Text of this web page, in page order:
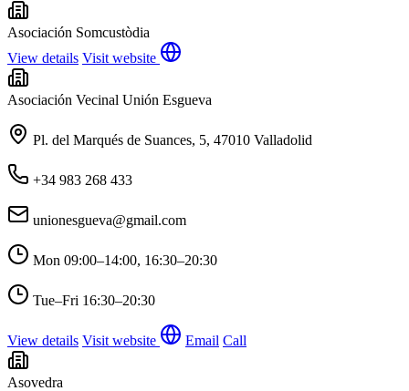
Asociación Somcustòdia
View details Visit website
Asociación Vecinal Unión Esgueva
Pl. del Marqués de Suances, 5, 47010 Valladolid
+34 983 268 433
unionesgueva@gmail.com
Mon 09:00–14:00, 16:30–20:30
Tue–Fri 16:30–20:30
View details Visit website Email Call
Asovedra